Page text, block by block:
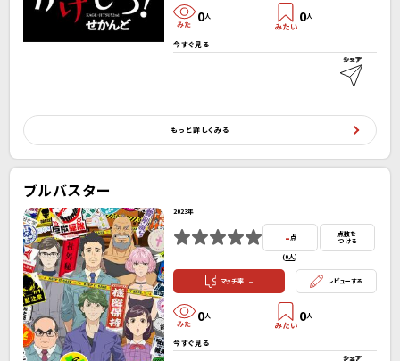
0人 0人
今すぐ見る
もっと詳しくみる
ブルバスター
2023年
-点
(0人）
点数を
つける
マッチ率 - レビューする
0人 0人
今すぐ見る